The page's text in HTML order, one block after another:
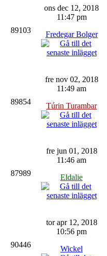
89103
ons dec 12, 2018
11:47 pm
Fredegar Bolger
89854
fre nov 02, 2018
11:49 am
Túrin Turambar
87989
fre jun 01, 2018
11:46 am
Eldalie
90446
tor apr 12, 2018
10:56 pm
Wickel